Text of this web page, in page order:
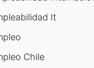
It
Chile